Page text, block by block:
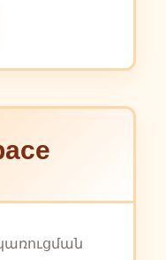
կառուցման